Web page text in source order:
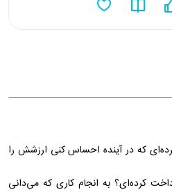
که در آینده احساس کنی ارزشش را
کرده‌ای؟ به انجام کاری که می‌دانی